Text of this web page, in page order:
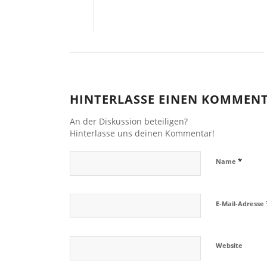
HINTERLASSE EINEN
An der Diskussion beteiligen?
Hinterlasse uns deinen Kommentar!
Name*
E-Mail-Adresse
Website